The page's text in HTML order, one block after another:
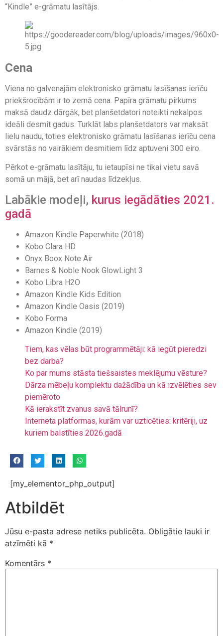
“Kindle” e-grāmatu lasītājs.
Cena
Viena no galvenajām elektronisko grāmatu lasīšanas ierīču
priekšrocībām ir to zemā cena. Papīra grāmatu pirkums
maksā daudz dārgāk, bet planšetdatori noteikti nekalpos
ideāli desmit gadus. Turklāt labs planšetdators var maksāt
lielu naudu, toties elektronisko grāmatu lasīšanas ierīču cena
svārstās no vairākiem desmitiem līdz aptuveni 300 eiro.
Pērkot e-grāmatu lasītāju, tu ietaupīsi ne tikai vietu savā
somā un mājā, bet arī naudas līdzekļus.
Labākie modeļi, kurus iegādāties 2021.
gadā
Amazon Kindle Paperwhite (2018)
Kobo Clara HD
Onyx Boox Note Air
Barnes & Noble Nook GlowLight 3
Kobo Libra H2O
Amazon Kindle Kids Edition
Amazon Kindle Oasis (2019)
Kobo Forma
Amazon Kindle (2019)
Tiem, kas vēlas būt programmētāji: kā iegūt pieredzi
bez darba?
Ko par mums stāsta tiešsaistes meklējumu vēsture?
Dārza mēbeļu komplektu dažādība un kā izvēlēties sev
piemēroto
Kā ierakstīt zvanus savā tālrunī?
Interneta platformas, kurām var uzticēties: kritēriji, uz
kuriem balstīties 2026.gadā
[my_elementor_php_output]
Atbildēt
Jūsu e-pasta adrese netiks publicēta. Obligātie lauki ir
atzīmēti kā *
Komentārs *